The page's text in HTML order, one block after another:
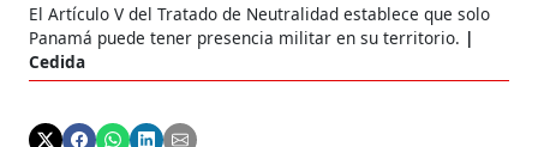
El Artículo V del Tratado de Neutralidad establece que solo
Panamá puede tener presencia militar en su territorio.
Cedida